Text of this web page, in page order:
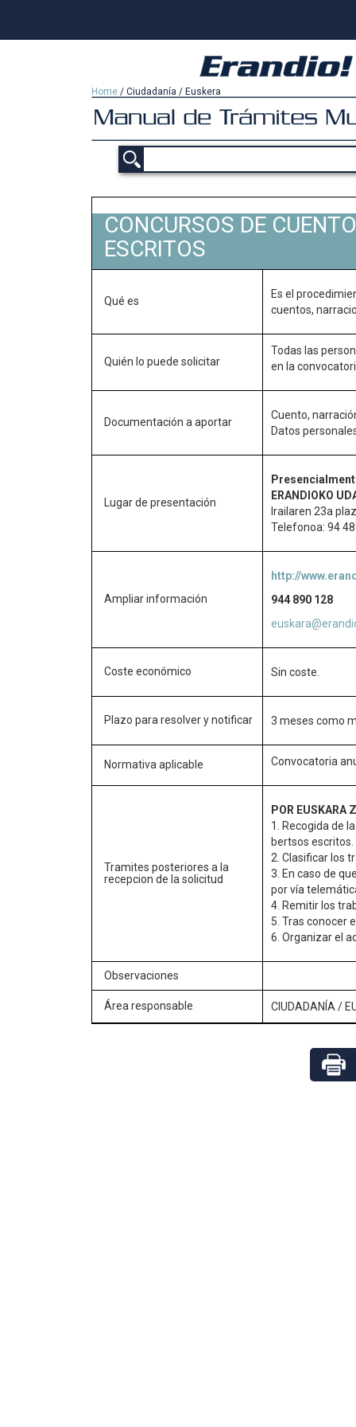
Home / Ciudadanía / Euskera
CONCURSOS DE
ESCRITOS
Qué es
Es el
cuentos,
Quién lo puede solicitar
Todas las
en la
Documentación a aportar
Cuento,
Datos
Lugar de presentación
ERANDIOKO
Irailaren 23a
Telefonoa: 94
Ampliar información
http://
944 890 128
Coste económico Sin coste.
Plazo para resolver y notificar 3 meses como
Normativa aplicable Convocatoria
Tramites posteriores a la
recepcion de la solicitud
POR EUSKARA
1. Recogida de
bertsos escritos.
2. Clasificar los
3. En caso de
por vía
4. Remitir los
5. Tras conocer
6. Organizar el
Observaciones
Área responsable CIUDADANÍA /